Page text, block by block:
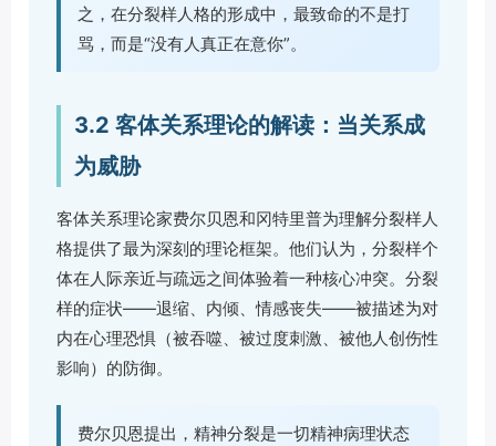
之，在分裂样人格的形成中，最致命的不是打
骂，而是“没有人真正在意你”。
3.2 客体关系理论的解读：当关系成
为威胁
客体关系理论家费尔贝恩和冈特里普为理解分裂样人
格提供了最为深刻的理论框架。他们认为，分裂样个
体在人际亲近与疏远之间体验着一种核心冲突。分裂
样的症状——退缩、内倾、情感丧失——被描述为对
内在心理恐惧（被吞噬、被过度刺激、被他人创伤性
影响）的防御。
费尔贝恩提出，精神分裂是一切精神病理状态